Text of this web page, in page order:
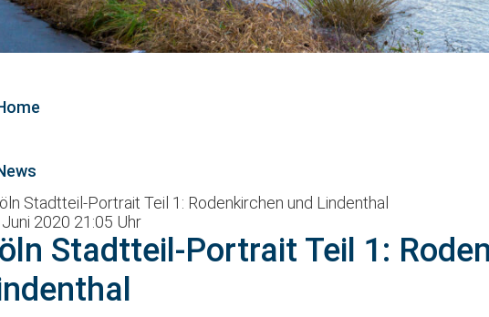
Stadtteil-Portrait Teil 1: Rodenkirchen und Lindenthal
Juni 2020 21:05 Uhr
Stadtteil-Portrait Teil 1: